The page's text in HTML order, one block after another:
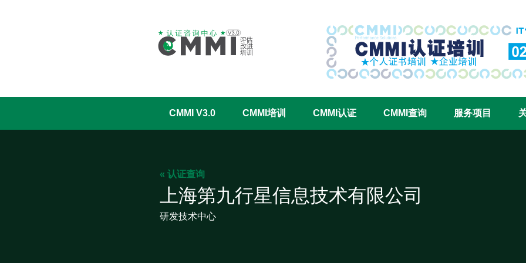
CMMI认证咨询中心官网
CMMI V3.0 CMMI培训 CMMI认证 CMMI查询 服务项目
« 认证查询
上海第九行星信息技术有限公司
研发技术中心